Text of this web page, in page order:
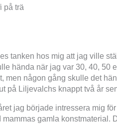
på trä
tanken hos mig att jag ville
hända när jag var 30, 40, 50
men någon gång skulle det
på Liljevalchs knappt två år
jag började intressera mig
mammas gamla konstmaterial.